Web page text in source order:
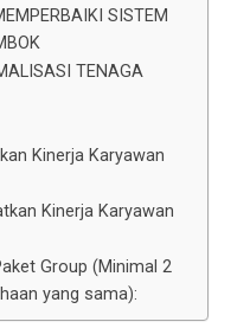
SISTEM
TENAGA
Kinerja Karyawan
Kinerja Karyawan
Group (Minimal 2
yang sama):